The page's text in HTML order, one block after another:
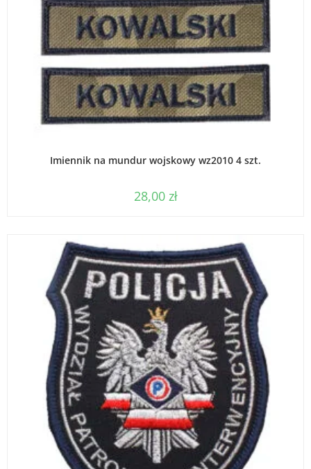
Imiennik na mundur wojskowy wz2010 4 szt.
28,00 zł